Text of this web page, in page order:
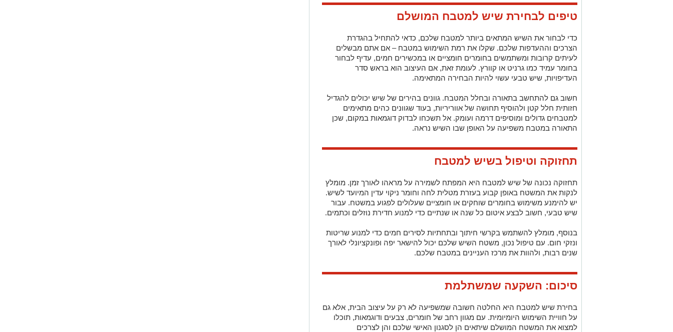
טיפים לבחירת שיש למטבח המושלם
כדי לבחור את השיש המתאים ביותר למטבח שלכם, כדאי להתחיל בהגדרת
הצרכים וההעדפות שלכם. שקלו את רמת השימוש במטבח – אם אתם מבשלים
לעיתים קרובות ומשתמשים בחומרים חומציים או במכשירים חמים, עדיף לבחור
בחומר עמיד כמו גרניט או קוורץ. לעומת זאת, אם העיצוב הוא בראש סדר
העדיפויות, שיש טבעי עשוי להיות הבחירה המתאימה.
חשוב גם להתחשב בתאורה ובחלל המטבח. גוונים בהירים של שיש יכולים להגדיל
חזותית חלל קטן ולהוסיף תחושה של אווריריות, בעוד שגוונים כהים מתאימים
למטבחים גדולים ומוסיפים דרמה ועומק. אל תשכחו לבדוק דוגמאות במקום, שכן
התאורה במטבח משפיעה על האופן שבו השיש נראה.
תחזוקה וטיפול בשיש למטבח
תחזוקה נכונה של שיש למטבח היא המפתח לשמירה על מראהו לאורך זמן. מומלץ
לנקות את המשטח באופן קבוע בעזרת מטלית לחה וחומר ניקוי עדין המיועד לשיש.
יש להימנע משימוש בחומרים שוחקים או חומציים שעלולים לפגוע במשטח. עבור
שיש טבעי, חשוב לבצע איטום כל שנה או שנתיים כדי למנוע חדירת נוזלים וכתמים.
בנוסף, מומלץ להשתמש בקרשי חיתוך ובתחתיות לסירים חמים כדי למנוע שריטות
ונזקי חום. עם טיפול נכון, משטח השיש שלכם יכול להישאר יפה ופונקציונלי לאורך
שנים רבות, ולהוות את מרכז העניינים במטבח שלכם.
סיכום: השקעה שמשתלמת
בחירת שיש למטבח היא החלטה חשובה שמשפיעה לא רק על עיצוב הבית, אלא גם
על חוויית השימוש היומיומית. עם מגוון רחב של חומרים, צבעים ודוגמאות, תוכלו
למצוא את המשטח המושלם שיתאים הן לסגנון האישי שלכם והן לצרכים